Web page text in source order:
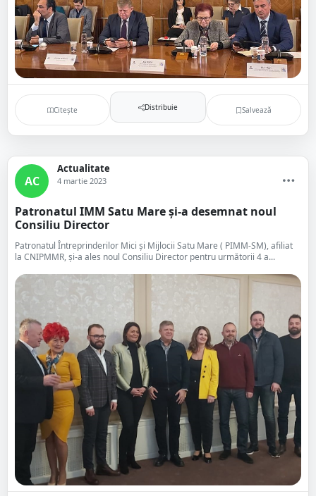
Citește Distribuie Salvează
AC
Actualitate
4 martie 2023
Patronatul IMM Satu Mare și-a desemnat noul
Consiliu Director
Patronatul Întreprinderilor Mici și Mijlocii Satu Mare ( PIMM-SM), afiliat
la CNIPMMR, și-a ales noul Consiliu Director pentru următorii 4 a...